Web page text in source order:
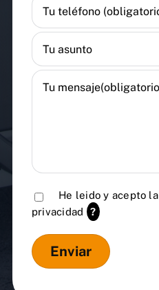
He leido y acepto la
privacidad
?